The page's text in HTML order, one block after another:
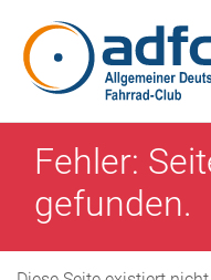
Fehler:
gefunden.